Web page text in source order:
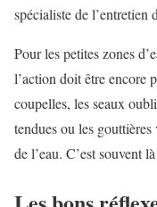
spécialiste de l’entretien
Pour les petites zones
l’action doit être encore
coupelles, les seaux
tendues ou les
de l’eau. C’est souvent